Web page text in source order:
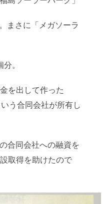
まさに「メガソーラ
。
を出して作った
う合同会社が所有し
合同会社への融資を
取得を助けたので